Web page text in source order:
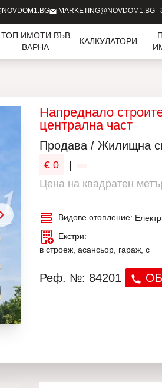
MARKETING@NOVDOM1.BG
ТОП ИМОТИ ВЪВ
ВАРНА
КАЛКУЛАТОРИ
Напреднало
централна част
Продава / Жилищна
€ 0
Цена на квадратен
Видове отопление:
Екстри:
в строеж, асансьор, гараж, с
Реф. №: 84201